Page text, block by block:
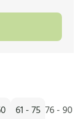
61 - 75 76 - 90